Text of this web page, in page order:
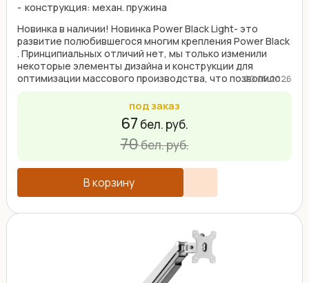
конструкция: механ. пружина
Новинка в наличии! Новинка Power Black Light- это
развитие полюбившегося многим крепления Power Black
. Принципиальных отличий нет, мы только изменили
некоторые элементы дизайна и конструкции для
оптимизации массового производства, что позволило ...
20.05.2026
под заказ
67 бел. руб.
70бел. руб.
В корзину